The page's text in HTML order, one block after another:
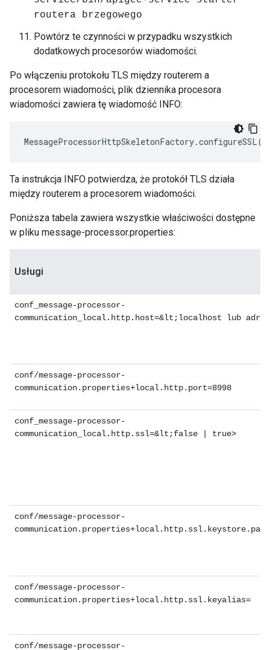
routera brzegowego
Powtórz te czynności w przypadku wszystkich
dodatkowych procesorów wiadomości.
Po włączeniu protokołu TLS między routerem a
procesorem wiadomości, plik dziennika procesora
wiadomości zawiera tę wiadomość INFO:
MessageProcessorHttpSkeletonFactory.configureSSL()
Ta instrukcja INFO potwierdza, że protokół TLS działa
między routerem a procesorem wiadomości.
Poniższa tabela zawiera wszystkie właściwości dostępne
w pliku message-processor.properties:
Usługi
conf_message-processor-
communication_local.http.host=&lt;localhost lub
conf/message-processor-
communication.properties+local.http.port=8998
conf_message-processor-
communication_local.http.ssl=&lt;false | true>
conf/message-processor-
conf/message-processor-
communication.properties+local.http.ssl.keyalias=
conf/message-processor-